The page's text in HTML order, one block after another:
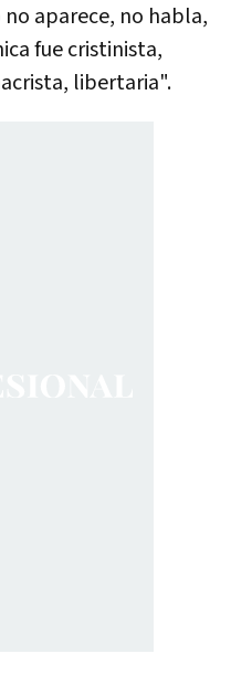
aparece, no habla,
fue cristinista,
libertaria".